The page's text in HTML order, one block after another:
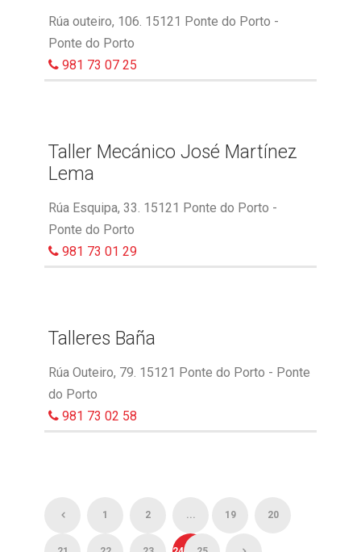
Rúa outeiro, 106. 15121 Ponte do Porto -
Ponte do Porto
981 73 07 25
Taller Mecánico José Martínez
Lema
Rúa Esquipa, 33. 15121 Ponte do Porto -
Ponte do Porto
981 73 01 29
Talleres Baña
Rúa Outeiro, 79. 15121 Ponte do Porto - Ponte
do Porto
981 73 02 58
1 2 ... 19 20